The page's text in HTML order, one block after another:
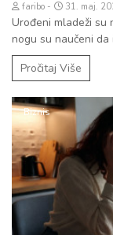
faribo 31. maj.
Urođeni mladeži su
nogu su naučeni da
Pročitaj Više
Biznis